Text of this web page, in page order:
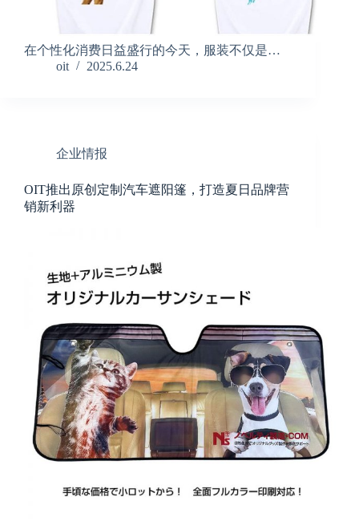
在个性化消费日益盛行的今天，服装不仅是…
oit
2025.6.24
企业情报
OIT推出原创定制汽车遮阳篷，打造夏日品牌营
销新利器